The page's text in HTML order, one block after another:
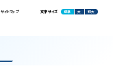
サイトマップ 文字サイズ 標準 大 特大